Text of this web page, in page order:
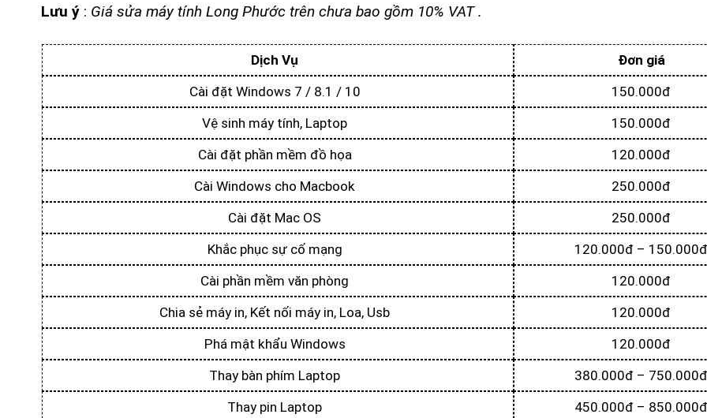
Lưu ý : Giá sửa máy tính Long Phước trên chưa bao gồm 10% VAT .
Dịch Vụ
Đơn giá
Cài đặt Windows 7 / 8.1 / 10
150.000đ
Vệ sinh máy tính, Laptop
150.000đ
Cài đặt phần mềm đồ họa
120.000đ
Cài Windows cho Macbook
250.000đ
Cài đặt Mac OS
250.000đ
Khắc phục sự cố mạng
120.000đ – 150.000đ
Cài phần mềm văn phòng
120.000đ
Chia sẻ máy in, Kết nối máy in, Loa, Usb
120.000đ
Phá mật khẩu Windows
120.000đ
Thay bàn phím Laptop
380.000đ – 750.000đ
Thay pin Laptop
450.000đ – 850.000đ